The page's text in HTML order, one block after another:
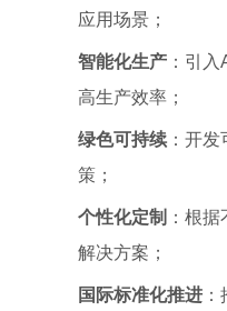
应用场景；
智能化生产 ：引
高生产效率；
绿色可持续 ：开
策；
个性化定制 ：根
解决方案；
国际标准化推进